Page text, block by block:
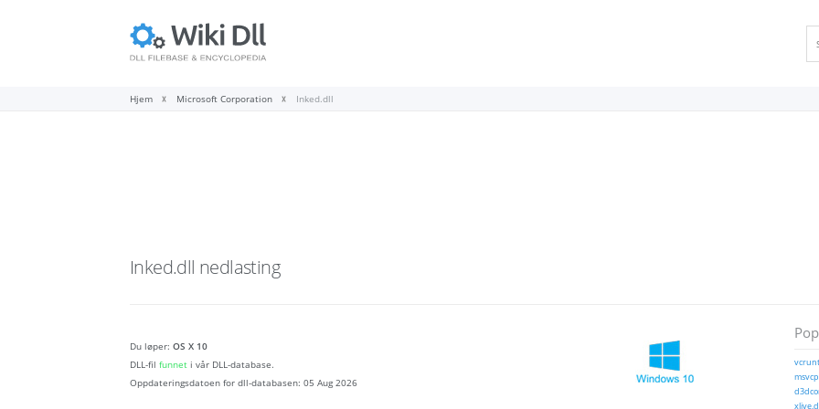
Hjem Microsoft Corporation Inked.dll
Inked.dll nedlasting
Du løper: OS X 10
DLL-fil funnet i vår DLL-database.
Oppdateringsdatoen for dll-databasen: 05 Aug 2026